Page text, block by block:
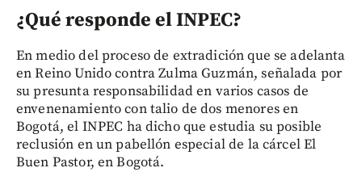
¿Qué responde el INPEC?
En medio del proceso de extradición que se adelanta
en Reino Unido contra Zulma Guzmán, señalada por
su presunta responsabilidad en varios casos de
envenenamiento con talio de dos menores en
Bogotá, el INPEC ha dicho que estudia su posible
reclusión en un pabellón especial de la cárcel El
Buen Pastor, en Bogotá.